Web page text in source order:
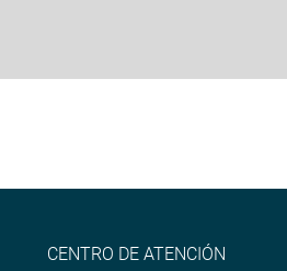
CENTRO DE ATENCIÓN